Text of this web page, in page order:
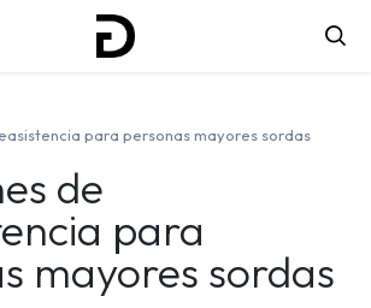
para personas mayores sordas
de
para
mayores sordas